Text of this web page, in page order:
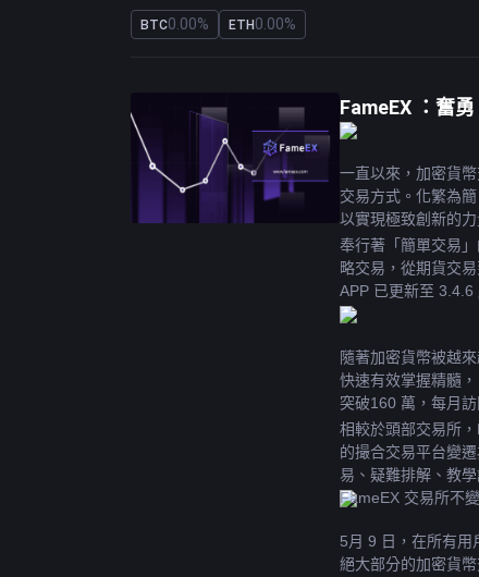
BTC0.00% ETH0.00%
FameEX ：奮
一直以來，加密貨
交易方式。化繁為
以實現極致創新的
奉行著「簡單交易
略交易，從期貨交
APP 已更新至 3.4.6
隨著加密貨幣被越
快速有效掌握精髓
突破160 萬，每月
相較於頭部交易所
的撮合交易平台變
易、疑難排解、教
FameEX 交易所不
5月 9 日，在所有用
絕大部分的加密貨